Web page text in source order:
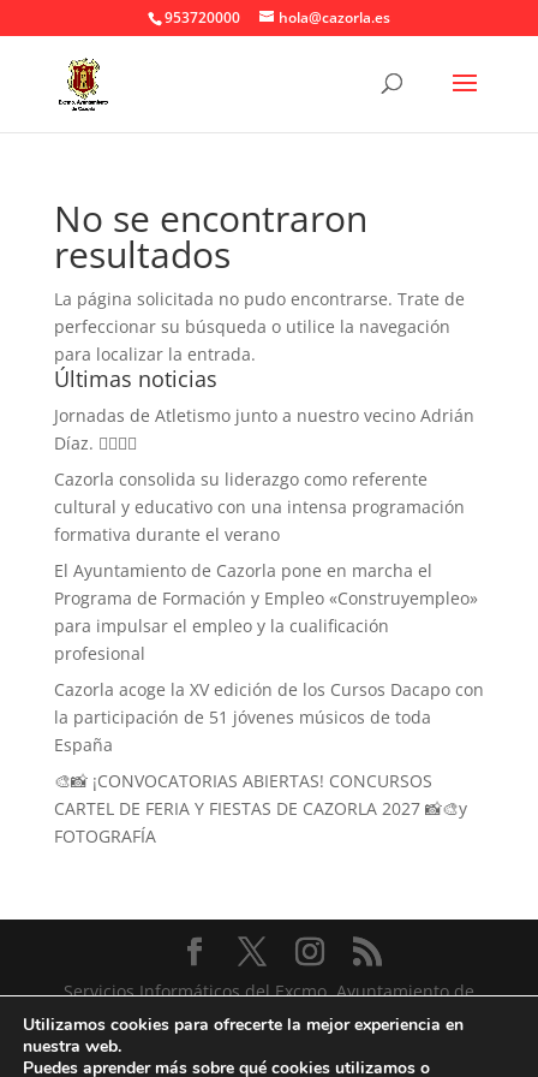
953720000 hola@cazorla.es
No se encontraron
resultados
La página solicitada no pudo encontrarse. Trate de
perfeccionar su búsqueda o utilice la navegación
para localizar la entrada.
Últimas noticias
Jornadas de Atletismo junto a nuestro vecino Adrián
Díaz. 🏃‍♀️🏃‍♂️
Cazorla consolida su liderazgo como referente
cultural y educativo con una intensa programación
formativa durante el verano
El Ayuntamiento de Cazorla pone en marcha el
Programa de Formación y Empleo «Construyempleo»
para impulsar el empleo y la cualificación
profesional
Cazorla acoge la XV edición de los Cursos Dacapo con
la participación de 51 jóvenes músicos de toda
España
🎨📸 ¡CONVOCATORIAS ABIERTAS! CONCURSOS
CARTEL DE FERIA Y FIESTAS DE CAZORLA 2027 📸🎨y
FOTOGRAFÍA
Servicios Informáticos del Excmo. Ayuntamiento de
Cazorla
Utilizamos cookies para ofrecerte la mejor experiencia en
nuestra web.
Puedes aprender más sobre qué cookies utilizamos o